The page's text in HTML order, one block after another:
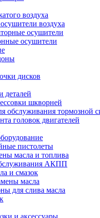
воздуха
воздуха
осушители
осушители
дисков
деталей
шкворней
обслуживания тормозной
головок двигателей
пистолеты
масла и топлива
АКПП
и смазок
масла
для слива масла
и аксессуары